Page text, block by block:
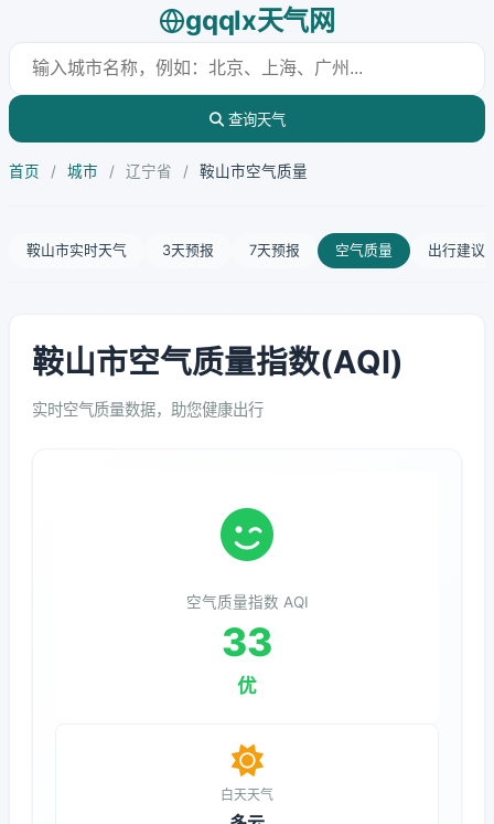
gqqlx天气网
查询天气
首页 / 城市 / 辽宁省 / 鞍山市空气质量
鞍山市实时天气 3天预报 7天预报 空气质量 出行建议
鞍山市空气质量指数(AQI)
实时空气质量数据，助您健康出行
空气质量指数 AQI
33
优
白天天气